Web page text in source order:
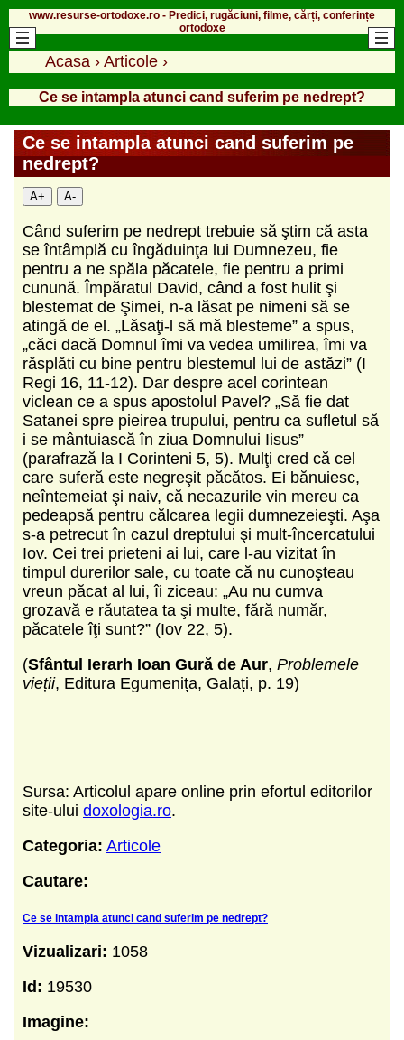
www.resurse-ortodoxe.ro - Predici, rugăciuni, filme, cărți, conferințe
ortodoxe
Acasa › Articole ›
Ce se intampla atunci cand suferim pe nedrept?
Ce se intampla atunci cand suferim pe
nedrept?
A+ A-
Când suferim pe nedrept trebuie să ştim că asta
se întâmplă cu îngăduinţa lui Dumnezeu, fie
pentru a ne spăla păcatele, fie pentru a primi
cunună. Împăratul David, când a fost hulit şi
blestemat de Şimei, n-a lăsat pe nimeni să se
atingă de el. „Lăsaţi-l să mă blesteme” a spus,
„căci dacă Domnul îmi va vedea umilirea, îmi va
răsplăti cu bine pentru blestemul lui de astăzi” (I
Regi 16, 11-12). Dar despre acel corintean
viclean ce a spus apostolul Pavel? „Să fie dat
Satanei spre pieirea trupului, pentru ca sufletul să
i se mântuiască în ziua Domnului Iisus”
(parafrază la I Corinteni 5, 5). Mulţi cred că cel
care suferă este negreşit păcătos. Ei bănuiesc,
neîntemeiat şi naiv, că necazurile vin mereu ca
pedeapsă pentru călcarea legii dumnezeieşti. Aşa
s-a petrecut în cazul dreptului şi mult-încercatului
Iov. Cei trei prieteni ai lui, care l-au vizitat în
timpul durerilor sale, cu toate că nu cunoşteau
vreun păcat al lui, îi ziceau: „Au nu cumva
grozavă e răutatea ta şi multe, fără număr,
păcatele îţi sunt?” (Iov 22, 5).
(Sfântul Ierarh Ioan Gură de Aur, Problemele
vieții, Editura Egumenița, Galați, p. 19)
Sursa: Articolul apare online prin efortul editorilor
site-ului doxologia.ro.
Categoria: Articole
Cautare:
Ce se intampla atunci cand suferim pe nedrept?
Vizualizari: 1058
Id: 19530
Imagine: